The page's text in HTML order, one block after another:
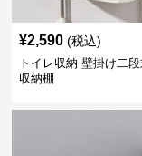
¥2,590 (税込)
トイレ収納 壁掛け二
収納棚